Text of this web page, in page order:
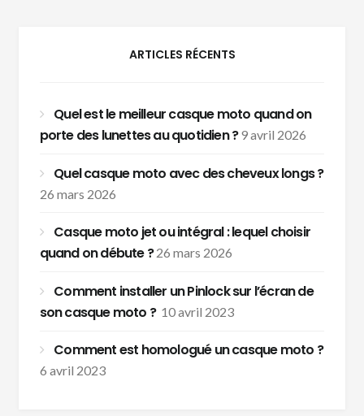
ARTICLES RÉCENTS
Quel est le meilleur casque moto quand on
porte des lunettes au quotidien ? 9 avril 2026
Quel casque moto avec des cheveux longs ?
26 mars 2026
Casque moto jet ou intégral : lequel choisir
quand on débute ? 26 mars 2026
Comment installer un Pinlock sur l’écran de
son casque moto ? 10 avril 2023
Comment est homologué un casque moto ?
6 avril 2023